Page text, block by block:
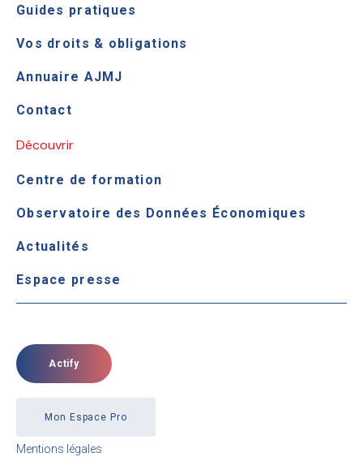
Guides pratiques
Vos droits & obligations
Annuaire AJMJ
Contact
Découvrir
Centre de formation
Observatoire des Données Économiques
Actualités
Espace presse
Actify
Mon Espace Pro
Mentions légales